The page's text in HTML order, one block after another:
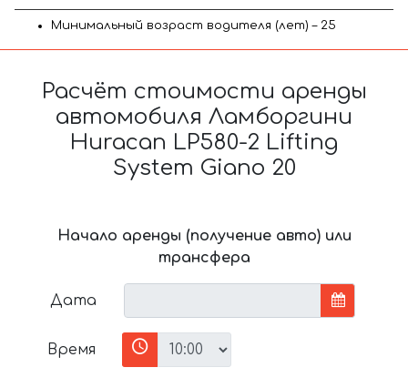
Минимальный возраст водителя (лет) – 25
Расчёт стоимости аренды
автомобиля Ламборгини
Huracan LP580-2 Lifting
System Giano 20
Начало аренды (получение авто) или
трансфера
Дата
Время